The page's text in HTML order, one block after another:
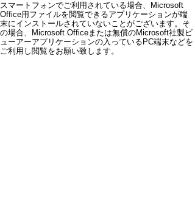
スマートフォンでご利用されている場合、Microsoft
Office用ファイルを閲覧できるアプリケーションが端
末にインストールされていないことがございます。そ
の場合、Microsoft Officeまたは無償のMicrosoft社製ビ
ューアーアプリケーションの入っているPC端末などを
ご利用し閲覧をお願い致します。